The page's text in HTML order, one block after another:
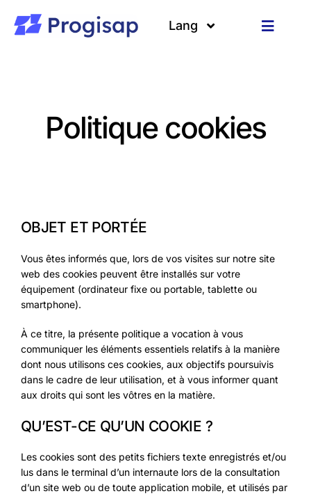
contenu
Toggle
Lang
Politique cookies
OBJET ET PORTÉE
Vous êtes informés que, lors de vos visites sur notre site
web des cookies peuvent être installés sur votre
équipement (ordinateur fixe ou portable, tablette ou
smartphone).
À ce titre, la présente politique a vocation à vous
communiquer les éléments essentiels relatifs à la manière
dont nous utilisons ces cookies, aux objectifs poursuivis
dans le cadre de leur utilisation, et à vous informer quant
aux droits qui sont les vôtres en la matière.
QU’EST-CE QU’UN COOKIE ?
Les cookies sont des petits fichiers texte enregistrés et/ou
lus dans le terminal d’un internaute lors de la consultation
d’un site web ou de toute application mobile, et utilisés par